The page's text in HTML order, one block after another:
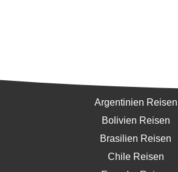
Argentinien Reisen
Bolivien Reisen
Brasilien Reisen
Chile Reisen